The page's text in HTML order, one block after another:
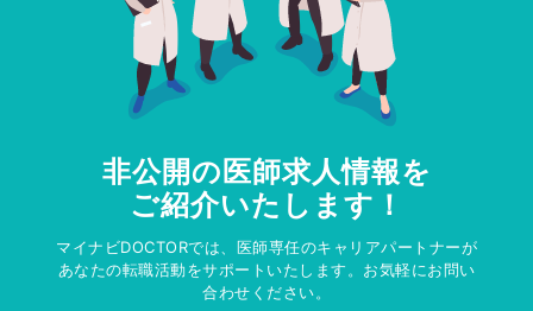
非公開の医師求人情報を
ご紹介いたします！
マイナビDOCTORでは、医師専任のキャリアパートナーが
あなたの転職活動をサポートいたします。お気軽にお問い
合わせください。